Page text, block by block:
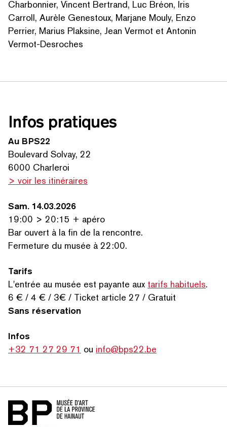
SEARCH BY KEYWORDS
Charbonnier, Vincent Bertrand, Luc Bréon, Iris
Carroll, Aurèle Genestoux, Marjane Mouly, Enzo
Perrier, Marius Plaksine, Jean Vermot et Antonin
Vermot-Desroches
Infos pratiques
Au BPS22
Boulevard Solvay, 22
6000 Charleroi
> voir les itinéraires
Sam. 14.03.2026
19:00 > 20:15 + apéro
Bar ouvert à la fin de la rencontre.
Fermeture du musée à 22:00.
Tarifs
L'entrée au musée est payante aux tarifs habituels.
6 € / 4 € / 3€ / Ticket article 27 / Gratuit
Sans réservation
Infos
+32 71 27 29 71 ou info@bps22.be
Home